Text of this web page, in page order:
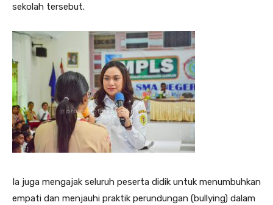
sekolah tersebut.
Ia juga mengajak seluruh peserta didik untuk menumbuhkan
empati dan menjauhi praktik perundungan (bullying) dalam